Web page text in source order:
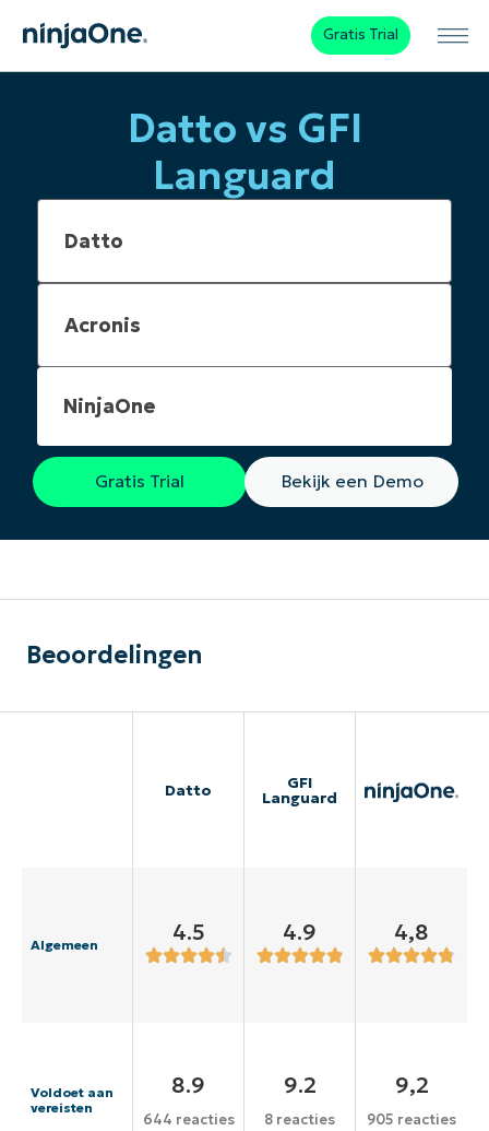
Gratis Trial
Datto vs GFI
Languard
NinjaOne
Gratis Trial Bekijk een Demo
Beoordelingen
Datto GFI
Languard
Algemeen 4.5 4.9 4,8
Voldoet aan
vereisten
8.9
644 reacties
9.2
8 reacties
9,2
905 reacties